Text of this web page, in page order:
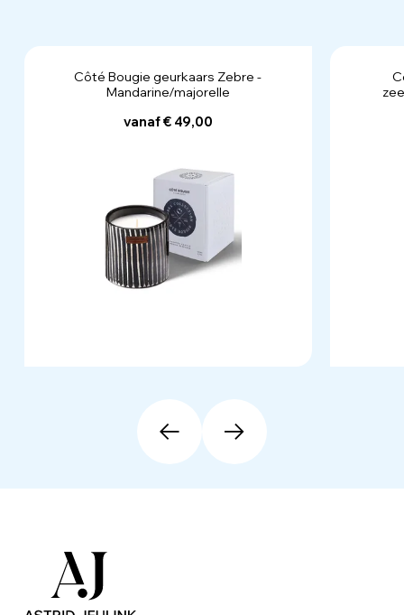
Côté Bougie geurkaars Zebre -
Mandarine/majorelle
vanaf € 49,00